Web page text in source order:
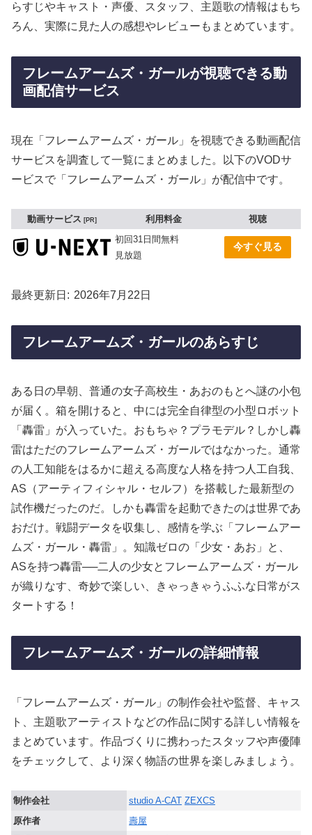
らすじやキャスト・声優、スタッフ、主題歌の情報はもち
ろん、実際に見た人の感想やレビューもまとめています。
フレームアームズ・ガールが視聴できる動
画配信サービス
現在「フレームアームズ・ガール」を視聴できる動画配信
サービスを調査して一覧にまとめました。以下のVODサ
ービスで「フレームアームズ・ガール」が配信中です。
動画サービス PR 利用料金
視聴
初回31日間無料
見放題
今すぐ見る
最終更新日 2026年7月22日
フレームアームズ・ガールのあらすじ
ある日の早朝、普通の女子高校生・あおのもとへ謎の小包
が届く。箱を開けると、中には完全自律型の小型ロボット
「轟雷」が入っていた。おもちゃ？プラモデル？しかし轟
雷はただのフレームアームズ・ガールではなかった。通常
の人工知能をはるかに超える高度な人格を持つ人工自我、
AS（アーティフィシャル・セルフ）を搭載した最新型の
試作機だったのだ。しかも轟雷を起動できたのは世界であ
おだけ。戦闘データを収集し、感情を学ぶ「フレームアー
ムズ・ガール・轟雷」。知識ゼロの「少女・あお」と、
ASを持つ轟雷──二人の少女とフレームアームズ・ガール
が織りなす、奇妙で楽しい、きゃっきゃうふふな日常がス
タートする！
フレームアームズ・ガールの詳細情報
「フレームアームズ・ガール」の制作会社や監督、キャス
ト、主題歌アーティストなどの作品に関する詳しい情報を
まとめています。作品づくりに携わったスタッフや声優陣
をチェックして、より深く物語の世界を楽しみましょう。
制作会社 studio A-CAT ZEXCS
原作者
壽屋